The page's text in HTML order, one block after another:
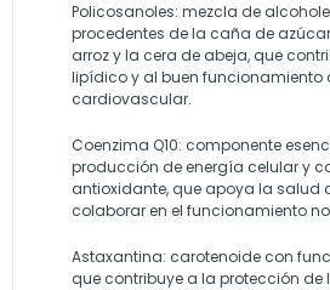
Policosanoles: mezcla de
procedentes de la caña de
arroz y la cera de abeja, que
lipídico y al buen funcionamiento
cardiovascular.
Coenzima Q10: componente
producción de energía celular y
antioxidante, que apoya la salud
colaborar en el funcionamiento
Astaxantina: carotenoide con
que contribuye a la protección de